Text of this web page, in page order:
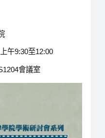
午9:30至12:00
會議室